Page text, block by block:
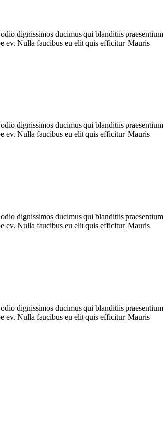
dignissimos ducimus qui blanditiis praesentium
ev. Nulla faucibus eu elit quis efficitur. Mauris
dignissimos ducimus qui blanditiis praesentium
ev. Nulla faucibus eu elit quis efficitur. Mauris
dignissimos ducimus qui blanditiis praesentium
ev. Nulla faucibus eu elit quis efficitur. Mauris
dignissimos ducimus qui blanditiis praesentium
ev. Nulla faucibus eu elit quis efficitur. Mauris